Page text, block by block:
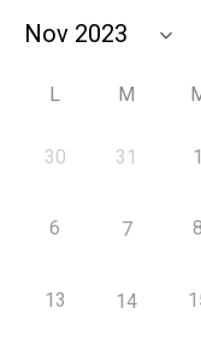
L M
30 31 1
6 7 8
13 14